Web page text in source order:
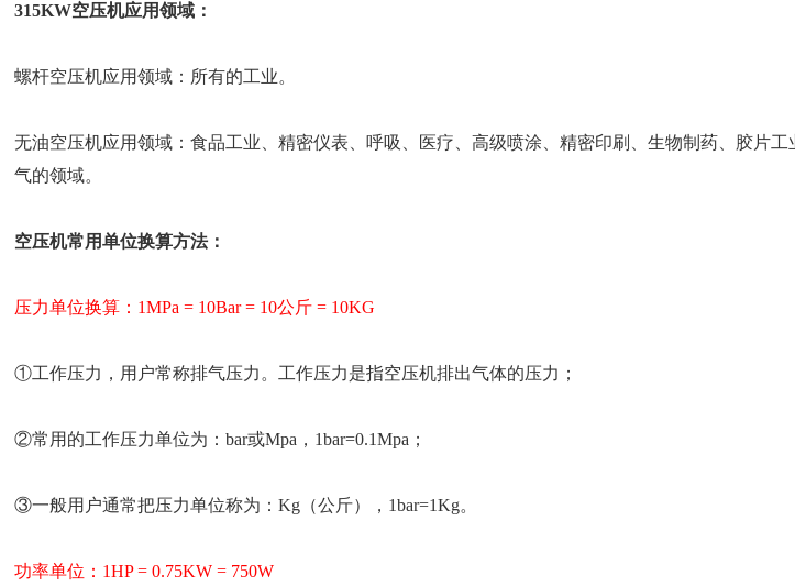
315KW空压机应用领域：
螺杆空压机应用领域：所有的工业。
无油空压机应用领域：食品工业、精密仪表、呼吸、医疗、高级喷涂、精密印刷、生物制药、胶片
气的领域。
空压机常用单位换算方法：
压力单位换算：1MPa = 10Bar = 10公斤 = 10KG
①工作压力，用户常称排气压力。工作压力是指空压机排出气体的压力；
②常用的工作压力单位为：bar或Mpa，1bar=0.1Mpa；
③一般用户通常把压力单位称为：Kg（公斤），1bar=1Kg。
功率单位：1HP = 0.75KW = 750W